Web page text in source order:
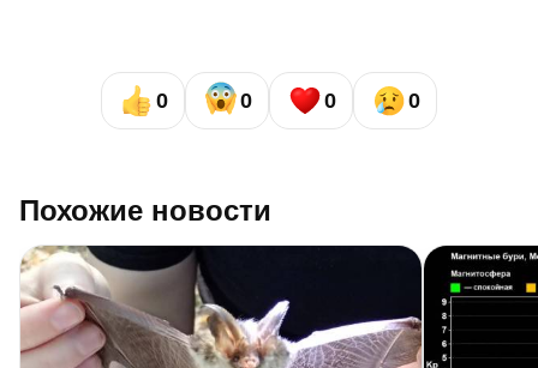
0 0 0 0
Похожие новости